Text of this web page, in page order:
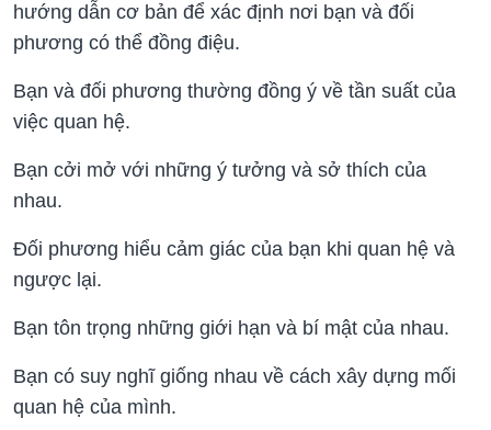
hướng dẫn cơ bản để xác định nơi bạn và đối
phương có thể đồng điệu.
Bạn và đối phương thường đồng ý về tần suất của
việc quan hệ.
Bạn cởi mở với những ý tưởng và sở thích của
nhau.
Đối phương hiểu cảm giác của bạn khi quan hệ và
ngược lại.
Bạn tôn trọng những giới hạn và bí mật của nhau.
Bạn có suy nghĩ giống nhau về cách xây dựng mối
quan hệ của mình.